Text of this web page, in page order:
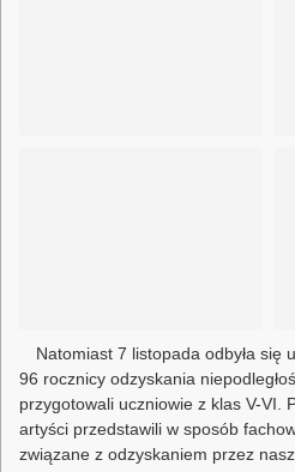
Natomiast 7 listopada odbyła się
96 rocznicy odzyskania
przygotowali uczniowie z klas V-VI.
artyści przedstawili w sposób
związane z odzyskaniem przez